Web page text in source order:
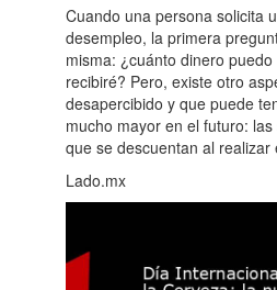
Cuando una persona solicita
desempleo, la primera
misma: ¿cuánto dinero
recibiré? Pero, existe otro
desapercibido y que puede
mucho mayor en el futuro:
que se descuentan al realizar
Lado.mx